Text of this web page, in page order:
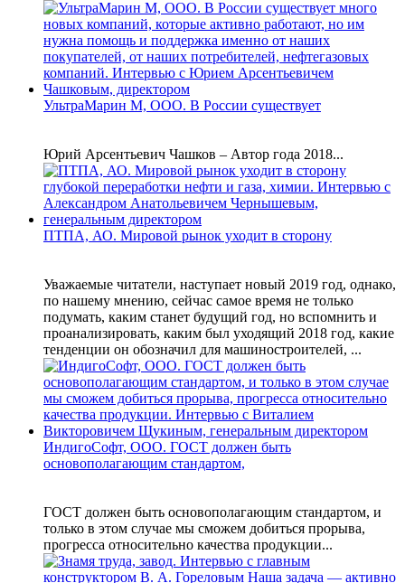
УльтраМарин М, ООО. В России существует
Юрий Арсентьевич Чашков – Автор года 2018...
ПТПА, АО. Мировой рынок уходит в сторону
Уважаемые читатели, наступает новый 2019 год, однако,
по нашему мнению, сейчас самое время не только
подумать, каким станет будущий год, но вспомнить и
проанализировать, каким был уходящий 2018 год, какие
тенденции он обозначил для машиностроителей, ...
ИндигоСофт, ООО. ГОСТ должен быть
основополагающим стандартом,
ГОСТ должен быть основополагающим стандартом, и
только в этом случае мы сможем добиться прорыва,
прогресса относительно качества продукции...